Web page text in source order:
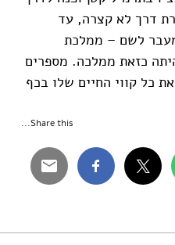
דרך לא קצרה, עד
לשם – ממלכת
כזאת ממלכה. מספרים
כל קווי החיים שלו בכף
Share this...